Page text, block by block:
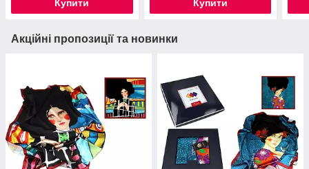
Купити Купити
Акційні пропозиції та новинки